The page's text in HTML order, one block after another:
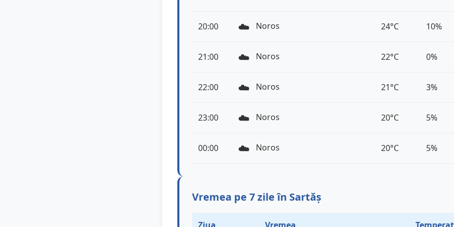
20:00 ☁️ Noros 24°C 10%
21:00 ☁️ Noros 22°C 0%
22:00 ☁️ Noros 21°C 3%
23:00 ☁️ Noros 20°C 5%
00:00 ☁️ Noros 20°C 5%
Vremea pe 7 zile în Sartăș